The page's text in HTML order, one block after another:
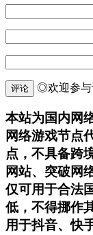
评论 ◎欢迎参与
本站为国内网
网络游戏节点
点，不具备跨
网站、突破网
仅可用于合法
低，不得挪作
用于抖音、快